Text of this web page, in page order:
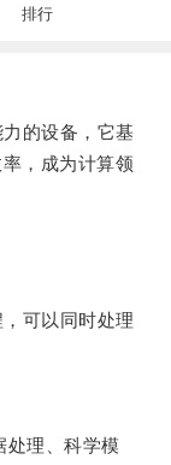
排行
的设备，它基
，成为计算领
可以同时处理
理、科学模